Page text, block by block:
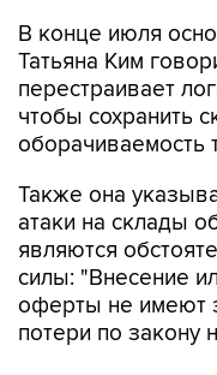
В конце июля
Татьяна Ким
перестраивает
чтобы сохранить
оборачиваемость
Также она
атаки на склады
являются
силы: "Внесение
оферты не имеют
потери по